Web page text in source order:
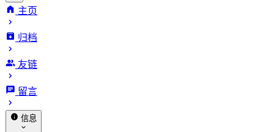
主页
归档
友链
留言
信息